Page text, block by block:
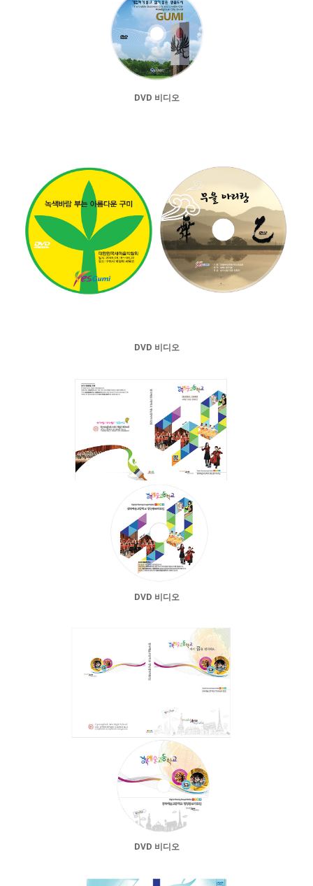
DVD 비디오
DVD 비디오
DVD 비디오
DVD 비디오